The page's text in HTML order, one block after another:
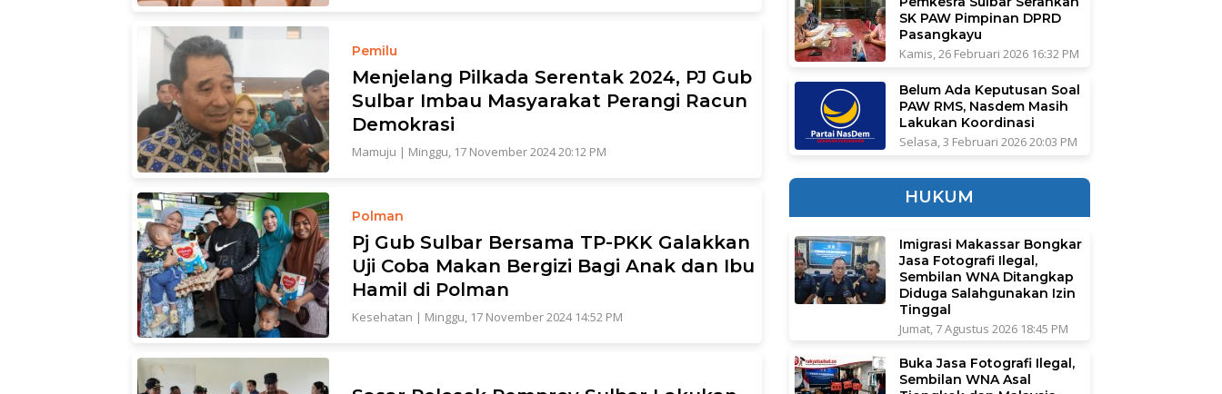
Pemilu
Menjelang Pilkada Serentak 2024, PJ Gub
Sulbar Imbau Masyarakat Perangi Racun
Demokrasi
Mamuju | Minggu, 17 November 2024 20:12 PM
Polman
Pj Gub Sulbar Bersama TP-PKK Galakkan
Uji Coba Makan Bergizi Bagi Anak dan Ibu
Hamil di Polman
Kesehatan | Minggu, 17 November 2024 14:52 PM
SK PAW Pimpinan DPRD
Pasangkayu
Kamis, 26 Februari 2026 16:32 PM
Belum Ada Keputusan Soal
PAW RMS, Nasdem Masih
Lakukan Koordinasi
Selasa, 3 Februari 2026 20:03 PM
HUKUM
Imigrasi Makassar Bongkar
Jasa Fotografi Ilegal,
Sembilan WNA Ditangkap
Diduga Salahgunakan Izin
Tinggal
Jumat, 7 Agustus 2026 18:45 PM
Buka Jasa Fotografi Ilegal,
Sembilan WNA Asal